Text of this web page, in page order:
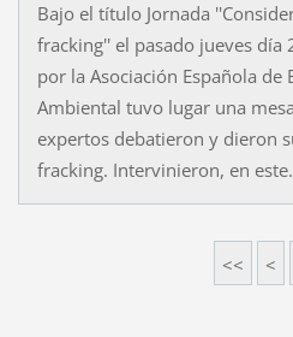
Bajo el título Jornada
fracking'' el pasado jueves día
por la Asociación Española de
Ambiental tuvo lugar una
expertos debatieron y dieron
fracking. Intervinieron, en
<< <